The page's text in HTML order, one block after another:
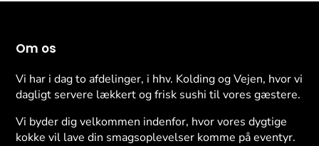
Om os
Vi har i dag to afdelinger, i hhv. Kolding og Vejen, hvor vi
dagligt servere lækkert og frisk sushi til vores gæstere.
Vi byder dig velkommen indenfor, hvor vores dygtige
kokke vil lave din smagsoplevelser komme på eventyr.